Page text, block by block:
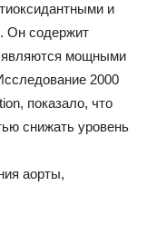
и
Он содержит
являются мощными
2000
показало, что
снижать уровень
аорты,